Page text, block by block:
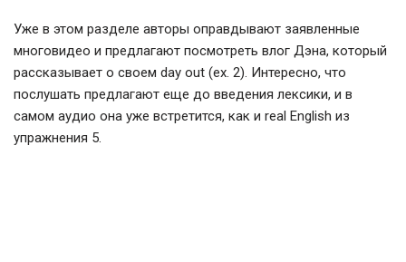
Уже в этом разделе авторы оправдывают заявленные
многовидео и предлагают посмотреть влог Дэна, который
рассказывает о своем day out (ex. 2). Интересно, что
послушать предлагают еще до введения лексики, и в
самом аудио она уже встретится, как и real English из
упражнения 5.